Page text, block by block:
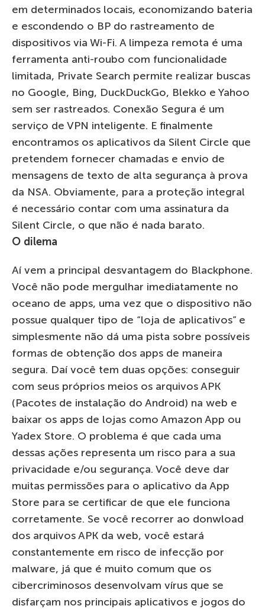
em determinados locais, economizando bateria
e escondendo o BP do rastreamento de
dispositivos via Wi-Fi. A limpeza remota é uma
ferramenta anti-roubo com funcionalidade
limitada, Private Search permite realizar buscas
no Google, Bing, DuckDuckGo, Blekko e Yahoo
sem ser rastreados. Conexão Segura é um
serviço de VPN inteligente. E finalmente
encontramos os aplicativos da Silent Circle que
pretendem fornecer chamadas e envio de
mensagens de texto de alta segurança à prova
da NSA. Obviamente, para a proteção integral
é necessário contar com uma assinatura da
Silent Circle, o que não é nada barato.
O dilema
Aí vem a principal desvantagem do Blackphone.
Você não pode mergulhar imediatamente no
oceano de apps, uma vez que o dispositivo não
possue qualquer tipo de “loja de aplicativos” e
simplesmente não dá uma pista sobre possíveis
formas de obtenção dos apps de maneira
segura. Daí você tem duas opções: conseguir
com seus próprios meios os arquivos APK
(Pacotes de instalação do Android) na web e
baixar os apps de lojas como Amazon App ou
Yadex Store. O problema é que cada uma
dessas ações representa um risco para a sua
privacidade e/ou segurança. Você deve dar
muitas permissões para o aplicativo da App
Store para se certificar de que ele funciona
corretamente. Se você recorrer ao donwload
dos arquivos APK da web, você estará
constantemente em risco de infecção por
malware, já que é muito comum que os
cibercriminosos desenvolvam vírus que se
disfarçam nos principais aplicativos e jogos do